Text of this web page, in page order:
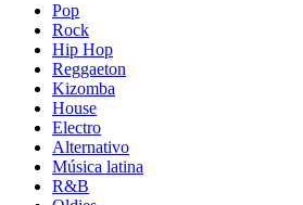
Pop
Rock
Hip Hop
Reggaeton
Kizomba
House
Electro
Alternativo
Música latina
R&B